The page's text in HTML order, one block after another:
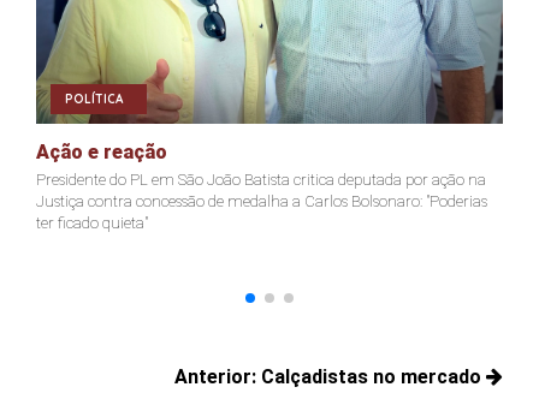
POLÍTICA
Ação e reação
Presidente do PL em São João Batista critica deputada por ação na
Justiça contra concessão de medalha a Carlos Bolsonaro: "Poderias
ter ficado quieta"
Navegação
Anterior: Calçadistas no mercado